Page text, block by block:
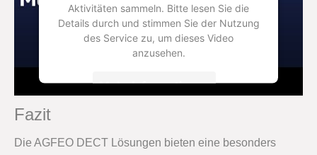
Aktivitäten sammeln. Bitte lesen Sie die
Details durch und stimmen Sie der Nutzung
des Service zu, um dieses Video
anzusehen.
Mehr Informationen
powered byUsercentrics Consent
Fazit
Die AGFEO DECT Lösungen bieten eine besonders